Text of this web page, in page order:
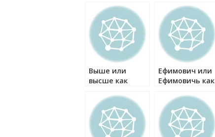
Выше или
высше как
Ефимович или
Ефимовичь как